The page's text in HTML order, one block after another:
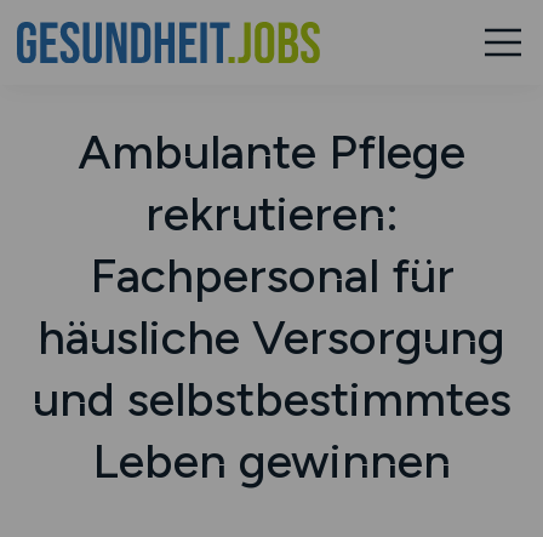
Ambulante Pflege
rekrutieren:
Fachpersonal für
häusliche Versorgung
und selbstbestimmtes
Leben gewinnen